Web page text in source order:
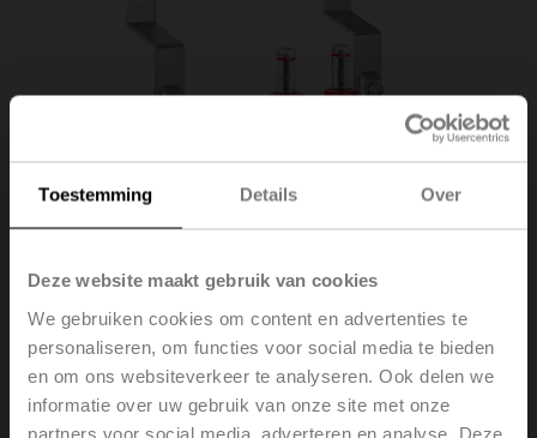
Toestemming Details Over
Deze website maakt gebruik van cookies
We gebruiken cookies om content en advertenties te
personaliseren, om functies voor social media te bieden
en om ons websiteverkeer te analyseren. Ook delen we
informatie over uw gebruik van onze site met onze
partners voor social media, adverteren en analyse. Deze
EM-ECQ-02F
Belimo Energieverdeler, Zones 2, ps 600 kPa,
Mediumtemperatuur 2...70°C [36...158°F]